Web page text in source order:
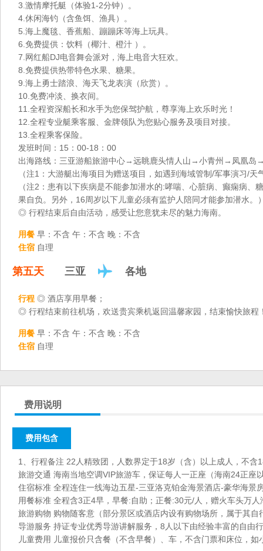
3.激情摩托艇（体验1-2分钟）。
4.休闲海钓（含鱼饵、渔具）。
5.海上魔毯、香蕉船、蹦蹦床等海上玩具。
6.免费提供：饮料（椰汁、橙汁 ）。
7.网红船DJ电音舞会派对，海上电音大狂欢。
8.免费提供热带特色水果、糖果。
9.海上勇士踏浪、海天飞龙表演（欣赏）。
10.免费冲淡、换衣间。
11.全程资深船长和水手为您保驾护航，尊享海上欢乐时光！
12.全程专业艇乘客服、金牌领队为您贴心服务及项目对接。
13.全程乘客保险。
发班时间：15：00-18：00
出海路线：三亚游船旅游中心→远眺鹿头情人山→小青州→凤凰
（注1：大游艇出海项目为赠送项目，如遇到海域管制/军事演习/
（注2：患有以下疾病是不能参加潜水的:哮喘、心脏病、癫痫病
果自负。另外，16周岁以下儿童必须有监护人陪同才能参加潜水。
◎ 行程结束后自由活动，感受让您意犹未尽的魅力海南。
用餐 早：不含 午：不含 晚：不含
住宿 自理
第五天 三亚 各地
行程 ◎ 酒店享用早餐；
◎ 行程结束前往机场，欢送贵宾乘机返回温馨家园，结束愉快旅程
用餐 早：不含 午：不含 晚：不含
住宿 自理
费用说明
费用包含
1、行程备注 22人精致团，人数界定于18岁（含）以上成人，不含
旅游交通 海南当地空调VIP旅游车，保证每人一正座（海南24正座
住宿标准 全程连住一线海边五星-三亚洛克铂金海景酒店-豪华海景
用餐标准 全程含3正4早，早餐:自助；正餐:30元/人，赠火车头万
旅游购物 购物随客意（部分景区或酒店内设有购物场所，属于其自
导游服务 持证专业优秀导游讲解服务，8人以下由经验丰富的自由
儿童费用 儿童报价只含餐（不含早餐）、车，不含门票和床位，